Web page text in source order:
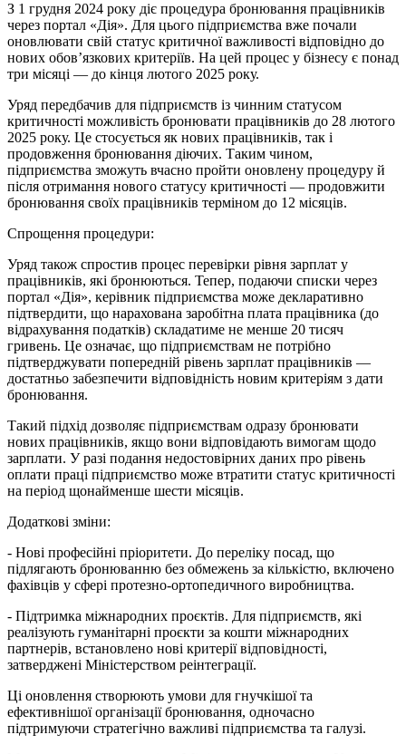
З 1 грудня 2024 року діє процедура бронювання працівників
через портал «Дія». Для цього підприємства вже почали
оновлювати свій статус критичної важливості відповідно до
нових обов’язкових критеріїв. На цей процес у бізнесу є понад
три місяці — до кінця лютого 2025 року.
Уряд передбачив для підприємств із чинним статусом
критичності можливість бронювати працівників до 28 лютого
2025 року. Це стосується як нових працівників, так і
продовження бронювання діючих. Таким чином,
підприємства зможуть вчасно пройти оновлену процедуру й
після отримання нового статусу критичності — продовжити
бронювання своїх працівників терміном до 12 місяців.
Спрощення процедури:
Уряд також спростив процес перевірки рівня зарплат у
працівників, які бронюються. Тепер, подаючи списки через
портал «Дія», керівник підприємства може декларативно
підтвердити, що нарахована заробітна плата працівника (до
відрахування податків) складатиме не менше 20 тисяч
гривень. Це означає, що підприємствам не потрібно
підтверджувати попередній рівень зарплат працівників —
достатньо забезпечити відповідність новим критеріям з дати
бронювання.
Такий підхід дозволяє підприємствам одразу бронювати
нових працівників, якщо вони відповідають вимогам щодо
зарплати. У разі подання недостовірних даних про рівень
оплати праці підприємство може втратити статус критичності
на період щонайменше шести місяців.
Додаткові зміни:
- Нові професійні пріоритети. До переліку посад, що
підлягають бронюванню без обмежень за кількістю, включено
фахівців у сфері протезно-ортопедичного виробництва.
- Підтримка міжнародних проєктів. Для підприємств, які
реалізують гуманітарні проєкти за кошти міжнародних
партнерів, встановлено нові критерії відповідності,
затверджені Міністерством реінтеграції.
Ці оновлення створюють умови для гнучкішої та
ефективнішої організації бронювання, одночасно
підтримуючи стратегічно важливі підприємства та галузі.